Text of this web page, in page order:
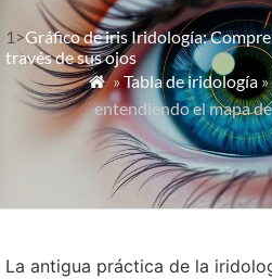
1>Gráfico de iris Iridología:
través de sus ojos
 »Tabla de iridología
entendiendo el mapa
La antigua práctica de la